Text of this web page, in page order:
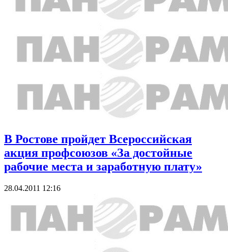
В Ростове пройдет Всероссийская
акция профсоюзов «За достойные
рабочие места и заработную плату»
28.04.2011 12:16